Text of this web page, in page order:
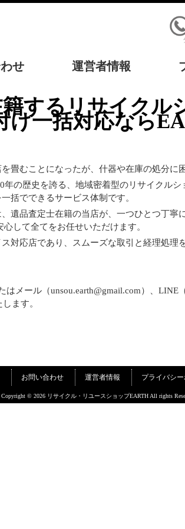
せ 運営者情報
け一括対応なら
畳むことになったが、什器や在庫の処分
の歴史を誇る、地域密着型のリサイクル
括でできるサービス体制です。
遺品査定士在籍の当店が、一つひとつ丁
して全てをお任せいただけます。
対応店であり、スムーズな取引と経理処理
メール（unsou.earth@gmail.com）、
ます。
お問い合わせ 運営者情報 プライバシ
Copyright © 2026 リサイクル・リユースショップEARTH All rights